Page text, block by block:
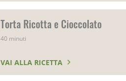
Torta Ricotta e Cioccolato
40 minuti
VAI ALLA RICETTA